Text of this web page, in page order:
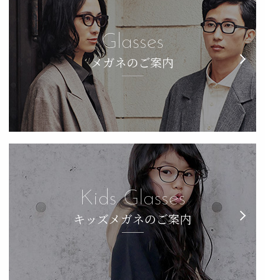
Glasses
メガネのご案内
Kids Glasses
キッズメガネのご案内